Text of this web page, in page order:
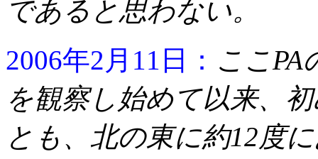
であると思わない。
2006年2月11日： ここ
を観察し始めて以来、
とも、北の東に約12度